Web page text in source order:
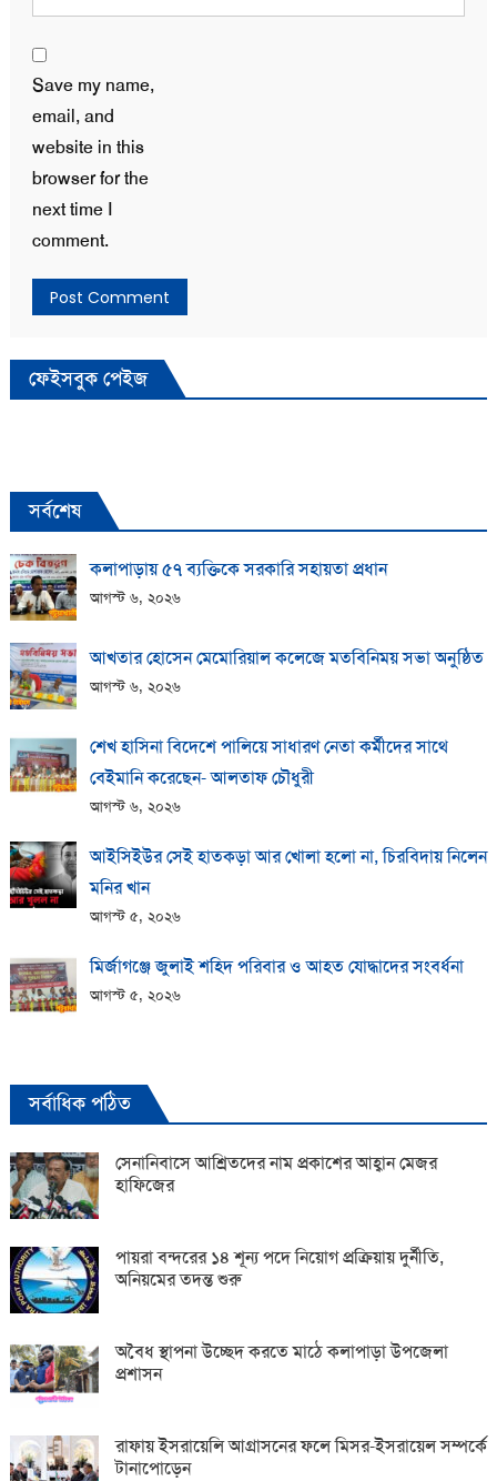
Save my name,
email, and
website in this
browser for the
next time I
comment.
ফেইসবুক পেইজ
সর্বশেষ
কলাপাড়ায় ​৫৭ ব্যক্তিকে সরকারি সহায়তা প্রধান
আগস্ট ৬, ২০২৬
আখতার হোসেন মেমোরিয়াল কলেজে মতবিনিময় সভা অনুষ্ঠিত
আগস্ট ৬, ২০২৬
শেখ হাসিনা বিদেশে পালিয়ে সাধারণ নেতা কর্মীদের সাথে
বেইমানি করেছেন- আলতাফ চৌধুরী
আগস্ট ৬, ২০২৬
আইসিইউর সেই হাতকড়া আর খোলা হলো না, চিরবিদায় নিলেন
মনির খান
আগস্ট ৫, ২০২৬
মির্জাগঞ্জে জুলাই শহিদ পরিবার ও আহত যোদ্ধাদের সংবর্ধনা
আগস্ট ৫, ২০২৬
সর্বাধিক পঠিত
সেনানিবাসে আশ্রিতদের নাম প্রকাশের আহ্বান মেজর
হাফিজের
পায়রা বন্দরের ১৪ শূন্য পদে নিয়োগ প্রক্রিয়ায় দুর্নীতি,
অনিয়মের তদন্ত শুরু
অবৈধ স্থাপনা উচ্ছেদ করতে মাঠে কলাপাড়া উপজেলা
প্রশাসন
রাফায় ইসরায়েলি আগ্রাসনের ফলে মিসর-ইসরায়েল সম্পর্কে
টানাপোড়েন